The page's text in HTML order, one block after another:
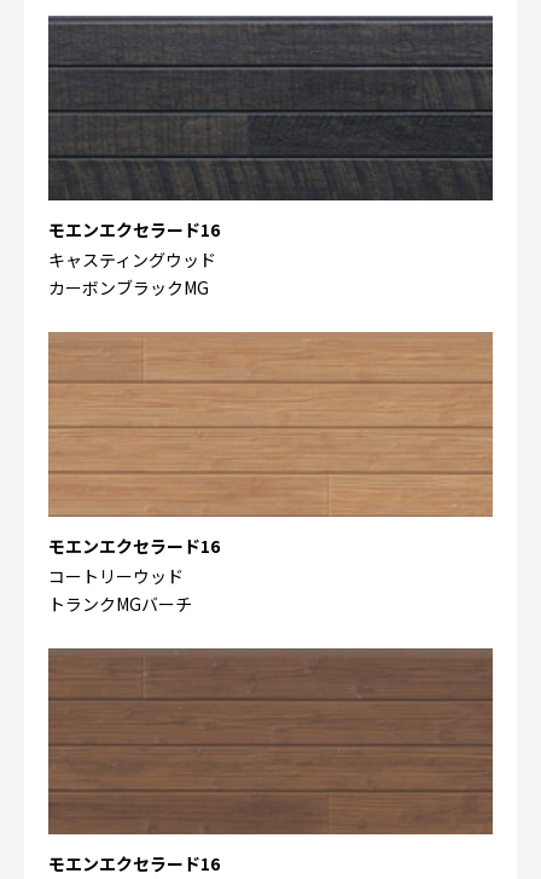
モエンエクセラード16
キャスティングウッド
カーボンブラックMG
モエンエクセラード16
コートリーウッド
トランクMGバーチ
モエンエクセラード16